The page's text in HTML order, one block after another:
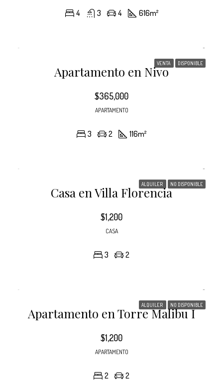
4 3 4 616m²
VENTA DISPONIBLE
Apartamento en Nivo
$365,000
APARTAMENTO
3 2 116m²
ALQUILER NO DISPONIBLE
Casa en Villa Florencia
$1,200
CASA
3 2
ALQUILER NO DISPONIBLE
Apartamento en Torre Malibu I
$1,200
APARTAMENTO
2 2